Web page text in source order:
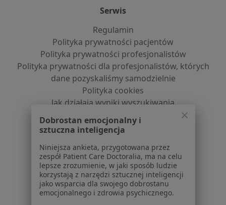
Serwis
Regulamin
Polityka prywatności pacjentów
Polityka prywatności profesjonalistów
Polityka prywatności dla profesjonalistów, których
dane pozyskaliśmy samodzielnie
Polityka cookies
Jak działają wyniki wyszukiwania
Dostępność
O nas
Partnerzy
Centrum prasowe
Kontakt
Dla pacjentów
Dobrostan emocjonalny i
sztuczna inteligencja
Niniejsza ankieta, przygotowana przez
zespół Patient Care Doctoralia, ma na celu
lepsze zrozumienie, w jaki sposób ludzie
korzystają z narzędzi sztucznej inteligencji
jako wsparcia dla swojego dobrostanu
emocjonalnego i zdrowia psychicznego.